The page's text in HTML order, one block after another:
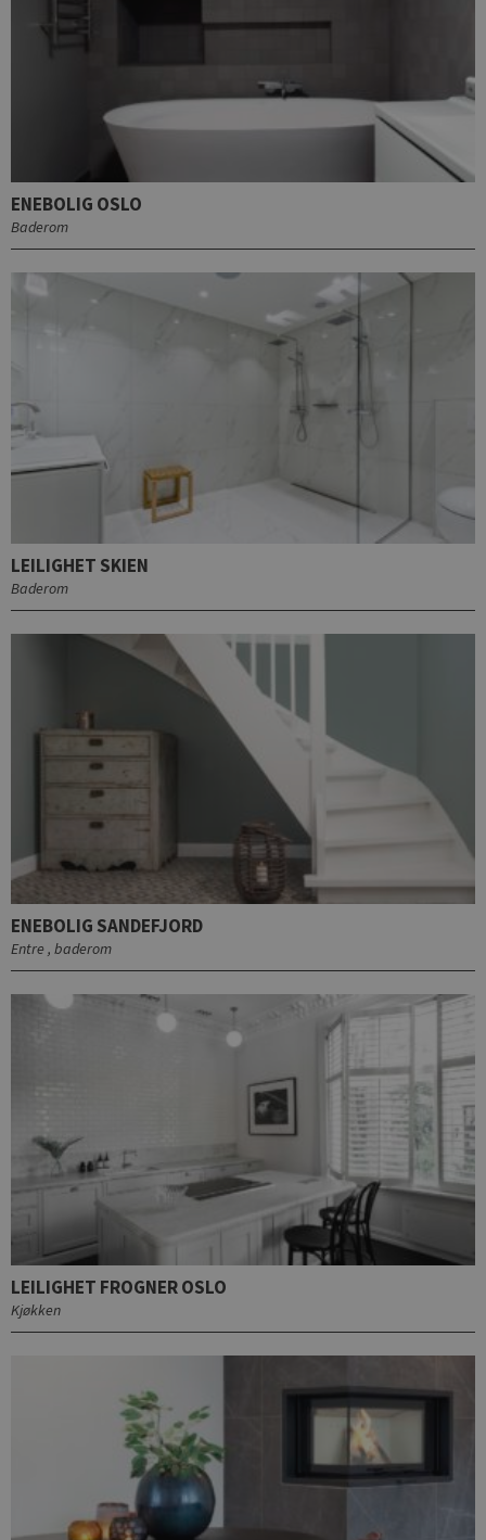
ENEBOLIG OSLO
Baderom
LEILIGHET SKIEN
Baderom
ENEBOLIG SANDEFJORD
Entre , baderom
LEILIGHET FROGNER OSLO
Kjøkken